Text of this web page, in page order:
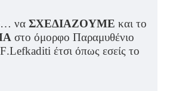
να ΣΧΕΔΙΑΖΟΥΜΕ και το
στο όμορφο Παραμυθένιο
.Lefkaditi έτσι όπως εσείς το